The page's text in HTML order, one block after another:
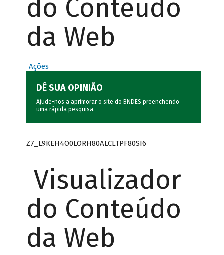
do Conteúdo
da Web
Ações
DÊ SUA OPINIÃO
Ajude-nos a aprimorar o site do BNDES preenchendo
uma rápida pesquisa.
Z7_L9KEH4O0LORH80ALCLTPF80SI6
Visualizador
do Conteúdo
da Web